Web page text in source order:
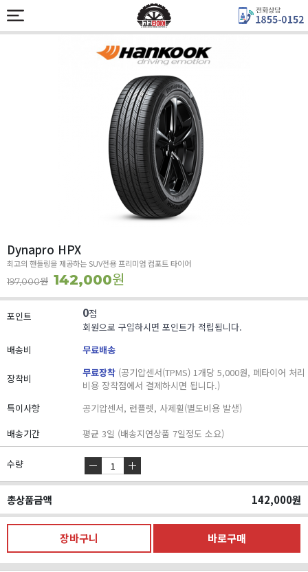
Dynapro HPX
최고의 핸들링을 제공하는 SUV전용 프리미엄 컴포트 타이어
197,000원 142,000원
포인트 0점
회원으로 구입하시면 포인트가 적립됩니다.
배송비
무료배송
장착비 무료장착 (공기압센서(TPMS) 1개당 5,000원, 폐타이어 처리
비용 장착점에서 결제하시면 됩니다.)
특이사항
공기압센서, 런플렛, 사제휠(별도비용 발생)
배송기간
평균 3일 (배송지연상품 7일정도 소요)
수량
총상품금액 142,000원